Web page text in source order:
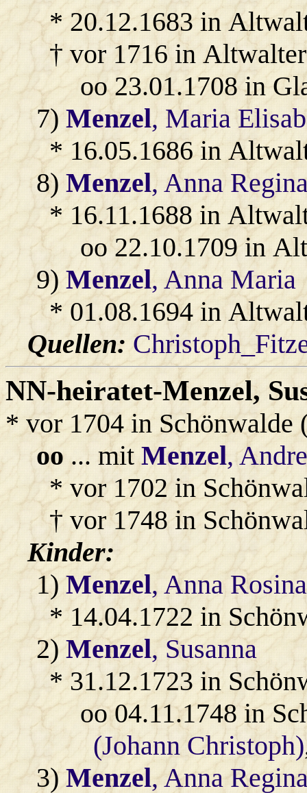
* 20.12.1683 in
† vor 1716 in
oo 23.01.1708 in
7)Menzel, Maria
* 16.05.1686 in
8)Menzel, Anna
* 16.11.1688 in
oo 22.10.1709 in
9)Menzel, Anna Maria
* 01.08.1694 in
Quellen:
NN-heiratet-Menzel,
* vor 1704 in Schönwalde
oo ... mitMenzel,
* vor 1702 in
† vor 1748 in
Kinder:
1)Menzel, Anna Rosina
* 14.04.1722 in
2)Menzel, Susanna
* 31.12.1723 in
oo 04.11.1748 in
(Johann Christoph)
3)Menzel, Anna